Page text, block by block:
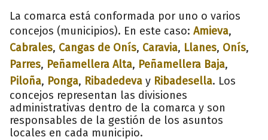
La comarca está conformada por uno o varios
concejos (municipios). En este caso: Amieva,
Cabrales, Cangas de Onís, Caravia, Llanes, Onís,
Parres, Peñamellera Alta, Peñamellera Baja,
Piloña, Ponga, Ribadedeva y Ribadesella. Los
concejos representan las divisiones
administrativas dentro de la comarca y son
responsables de la gestión de los asuntos
locales en cada municipio.